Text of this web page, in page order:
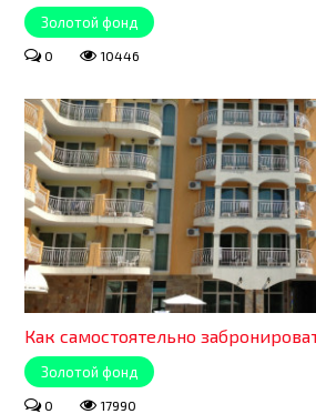
Золотой фонд
0 10446
Как самостоятельно
Золотой фонд
0 17990